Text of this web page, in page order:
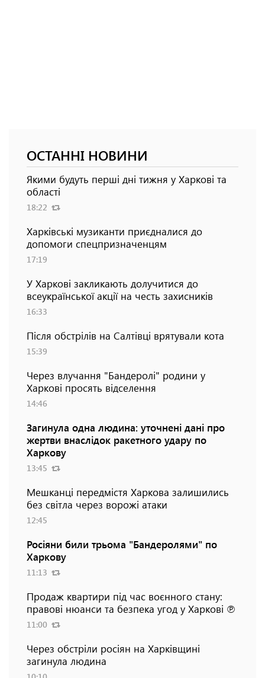
ОСТАННІ НОВИНИ
Якими будуть перші дні тижня у Харкові та
області
18:22
Харківські музиканти приєдналися до
допомоги спецпризначенцям
17:19
У Харкові закликають долучитися до
всеукраїнської акції на честь захисників
16:33
Після обстрілів на Салтівці врятували кота
15:39
Через влучання "Бандеролі" родини у
Харкові просять відселення
14:46
Загинула одна людина: уточнені дані про
жертви внаслідок ракетного удару по
Харкову
13:45
Мешканці передмістя Харкова залишились
без світла через ворожі атаки
12:45
Росіяни били трьома "Бандеролями" по
Харкову
11:13
Продаж квартири під час воєнного стану:
правові нюанси та безпека угод у Харкові ℗
11:00
Через обстріли росіян на Харківщині
загинула людина